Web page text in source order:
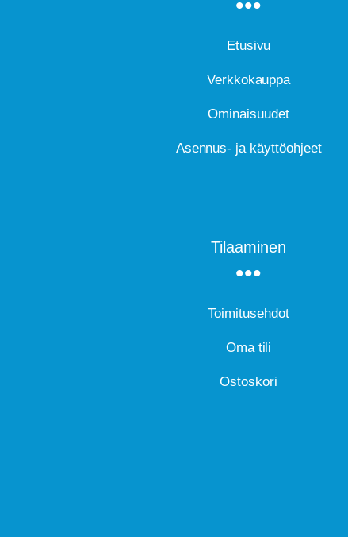
Etusivu
Verkkokauppa
Ominaisuudet
Asennus- ja käyttöohjeet
Tilaaminen
Toimitusehdot
Oma tili
Ostoskori